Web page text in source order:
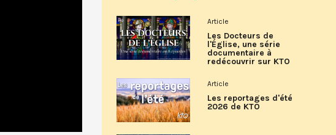
Article
Les Docteurs de
l'Église, une série
documentaire à
redécouvrir sur KTO
Article
Les reportages d'été
2026 de KTO